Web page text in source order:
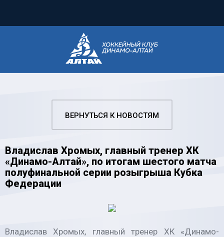
ВЕРНУТЬСЯ К НОВОСТЯМ
Владислав Хромых, главный тренер ХК
«Динамо-Алтай», по итогам шестого матча
полуфинальной серии розыгрыша Кубка
Федерации
Владислав Хромых, главный тренер ХК «Динамо-